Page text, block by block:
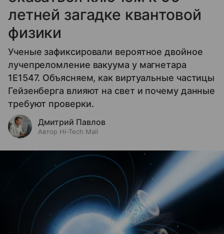
летней загадке квантовой
физики
Ученые зафиксировали вероятное двойное
лучепреломление вакуума у магнетара
1E1547. Объясняем, как виртуальные частицы
Гейзенберга влияют на свет и почему данные
требуют проверки.
Дмитрий Павлов
Автор Hi-Tech Mail